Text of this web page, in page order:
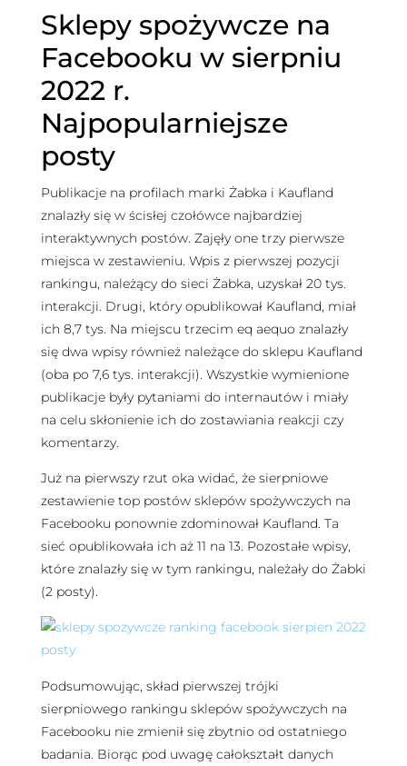
Sklepy spożywcze na
Facebooku w sierpniu
2022 r.
Najpopularniejsze
posty
Publikacje na profilach marki Żabka i Kaufland
znalazły się w ścisłej czołówce najbardziej
interaktywnych postów. Zajęły one trzy pierwsze
miejsca w zestawieniu. Wpis z pierwszej pozycji
rankingu, należący do sieci Żabka, uzyskał 20 tys.
interakcji. Drugi, który opublikował Kaufland, miał
ich 8,7 tys. Na miejscu trzecim eq aequo znalazły
się dwa wpisy również należące do sklepu Kaufland
(oba po 7,6 tys. interakcji). Wszystkie wymienione
publikacje były pytaniami do internautów i miały
na celu skłonienie ich do zostawiania reakcji czy
komentarzy.
Już na pierwszy rzut oka widać, że sierpniowe
zestawienie top postów sklepów spożywczych na
Facebooku ponownie zdominował Kaufland. Ta
sieć opublikowała ich aż 11 na 13. Pozostałe wpisy,
które znalazły się w tym rankingu, należały do Żabki
(2 posty).
Podsumowując, skład pierwszej trójki
sierpniowego rankingu sklepów spożywczych na
Facebooku nie zmienił się zbytnio od ostatniego
badania. Biorąc pod uwagę całokształt danych